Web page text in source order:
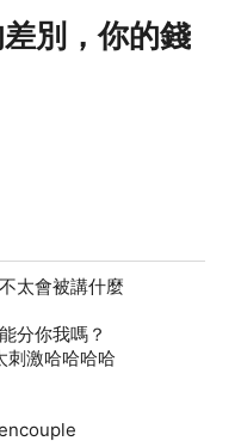
別，你的錢
太會被講什麼
分你我嗎？
刺激哈哈哈哈